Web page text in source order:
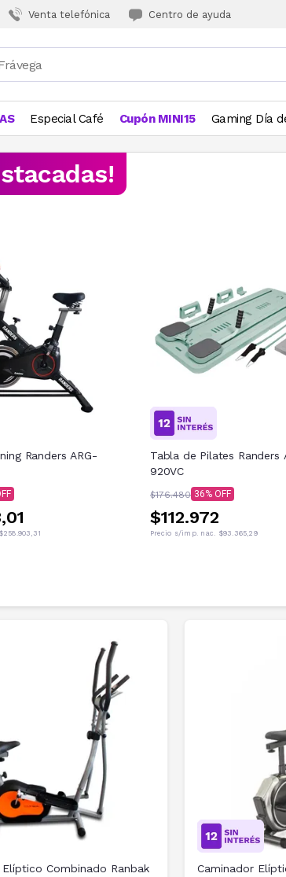
Venta telefónica Centro de ayuda
Especial Café Cupón MINI15 Gaming Día
Randers ARG-
Tabla de Pilates Randers
920VC
$176.480 36
$112.972
Precio s/imp. nac. $93.365,29
Combinado Ranbak
Caminador